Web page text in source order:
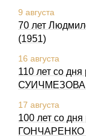
9 августа
70 лет
(1951)
16 августа
110 лет со
СУИЧМЕЗОВА
17 августа
100 лет со
ГОHЧАРЕHКО